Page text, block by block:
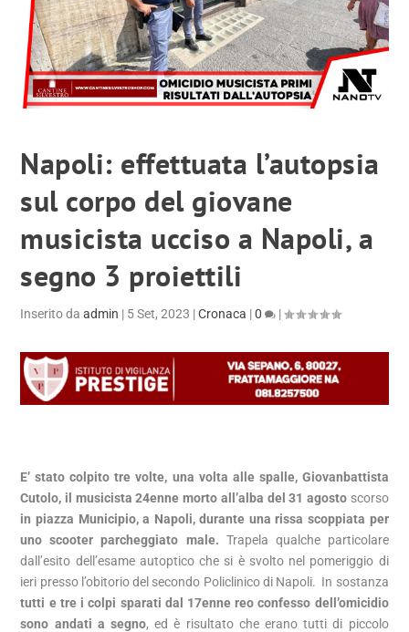
Napoli: effettuata l’autopsia
sul corpo del giovane
musicista ucciso a Napoli, a
segno 3 proiettili
Inserito daadmin | 5 Set, 2023 |Cronaca |0 |
E’ stato colpito tre volte, una volta alle spalle, Giovanbattista
Cutolo, il musicista 24enne morto all’alba del 31 agostoscorso
in piazza Municipio, a Napoli, durante una rissa scoppiata per
uno scooter parcheggiato male. Trapela qualche particolare
dall’esito dell’esame autoptico che si è svolto nel pomeriggio di
ieri presso l’obitorio del secondo Policlinico di Napoli. In sostanza
tutti e tre i colpi sparati dal 17enne reo confesso dell’omicidio
sono andati a segno, ed è risultato che erano tutti di piccolo